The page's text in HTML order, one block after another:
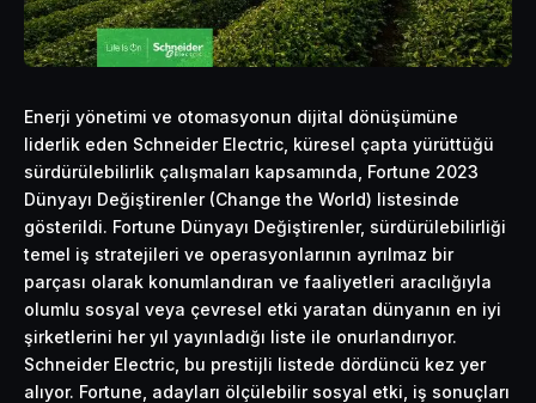
Enerji yönetimi ve otomasyonun dijital dönüşümüne
liderlik eden Schneider Electric, küresel çapta yürüttüğü
sürdürülebilirlik çalışmaları kapsamında, Fortune 2023
Dünyayı Değiştirenler (Change the World) listesinde
gösterildi. Fortune Dünyayı Değiştirenler, sürdürülebilirliği
temel iş stratejileri ve operasyonlarının ayrılmaz bir
parçası olarak konumlandıran ve faaliyetleri aracılığıyla
olumlu sosyal veya çevresel etki yaratan dünyanın en iyi
şirketlerini her yıl yayınladığı liste ile onurlandırıyor.
Schneider Electric, bu prestijli listede dördüncü kez yer
alıyor. Fortune, adayları ölçülebilir sosyal etki, iş sonuçları